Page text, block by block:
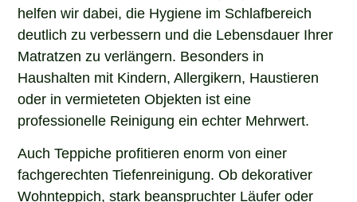
helfen wir dabei, die Hygiene im Schlafbereich
deutlich zu verbessern und die Lebensdauer Ihrer
Matratzen zu verlängern. Besonders in
Haushalten mit Kindern, Allergikern, Haustieren
oder in vermieteten Objekten ist eine
professionelle Reinigung ein echter Mehrwert.
Auch Teppiche profitieren enorm von einer
fachgerechten Tiefenreinigung. Ob dekorativer
Wohnteppich, stark beanspruchter Läufer oder